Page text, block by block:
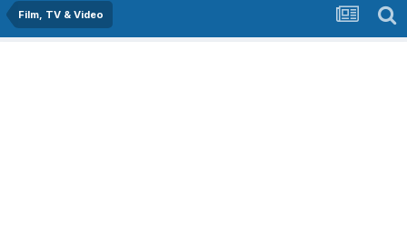
Film, TV & Video